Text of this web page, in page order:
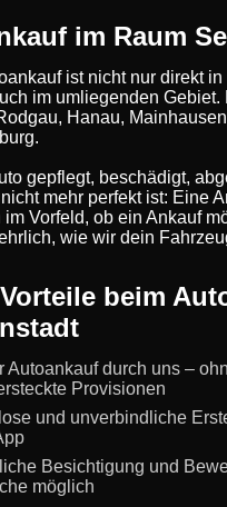
im Raum
ist nicht nur direkt
im umliegenden Gebiet.
Hanau,
gepflegt, beschädigt,
mehr perfekt ist: Eine
im Vorfeld, ob ein Ankauf
wie wir dein
beim
Autoankauf durch uns –
Provisionen
und unverbindliche
Besichtigung und
möglich